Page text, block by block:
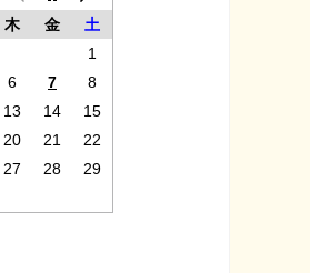
木 金
土
1
6 7
8
13 14
15
20 21
22
27 28
29